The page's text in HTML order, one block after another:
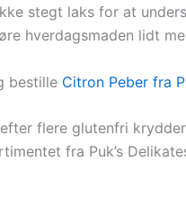
stegt laks for at
hverdagsmaden lidt
bestille Citron Peber fra
flere glutenfri
fra Puk’s